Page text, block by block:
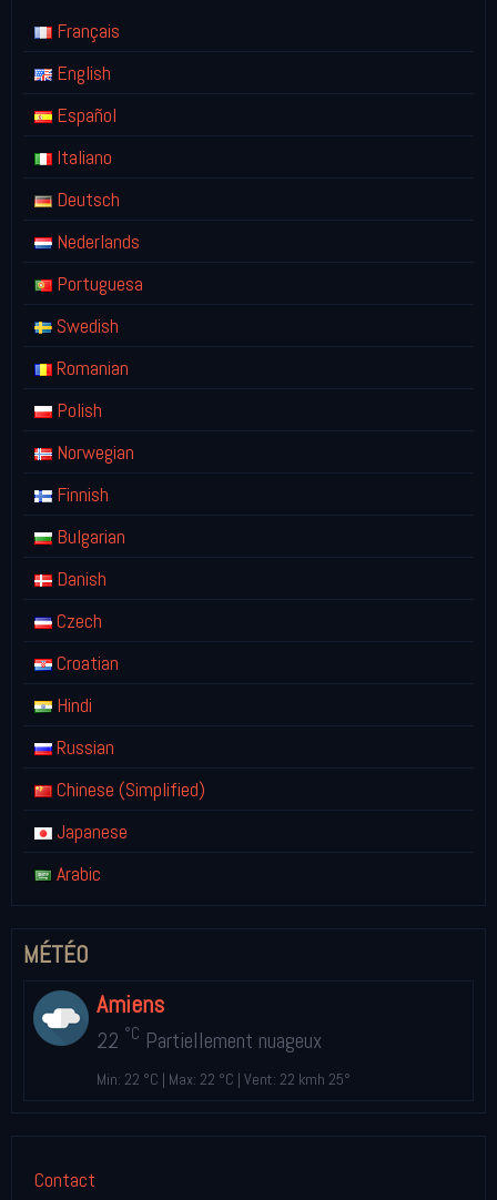
Français
English
Español
Italiano
Deutsch
Nederlands
Portuguesa
Swedish
Romanian
Polish
Norwegian
Finnish
Bulgarian
Danish
Czech
Croatian
Hindi
Russian
Chinese (Simplified)
Japanese
Arabic
MÉTÉO
Amiens
22 °C Partiellement nuageux
Min: 22 °C | Max: 22 °C | Vent: 22 kmh 25°
Contact